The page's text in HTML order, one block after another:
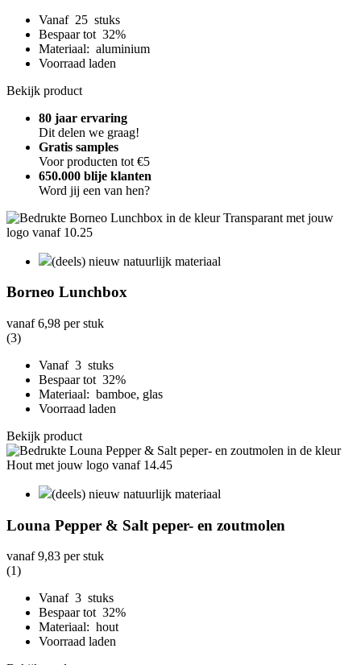
Vanaf 25 stuks
Bespaar tot 32%
Materiaal: aluminium
Voorraad laden
Bekijk product
80 jaar ervaring
Dit delen we graag!
Gratis samples
Voor producten tot €5
650.000 blije klanten
Word jij een van hen?
(deels) nieuw natuurlijk materiaal
Borneo Lunchbox
vanaf6,98 per stuk
(3)
Vanaf 3 stuks
Bespaar tot 32%
Materiaal: bamboe, glas
Voorraad laden
Bekijk product
(deels) nieuw natuurlijk materiaal
Louna Pepper & Salt peper- en zoutmolen
vanaf9,83 per stuk
(1)
Vanaf 3 stuks
Bespaar tot 32%
Materiaal: hout
Voorraad laden